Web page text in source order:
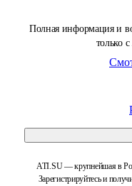
Полная информация и
только
ATI.SU — крупнейшая в
Зарегистрируйтесь и